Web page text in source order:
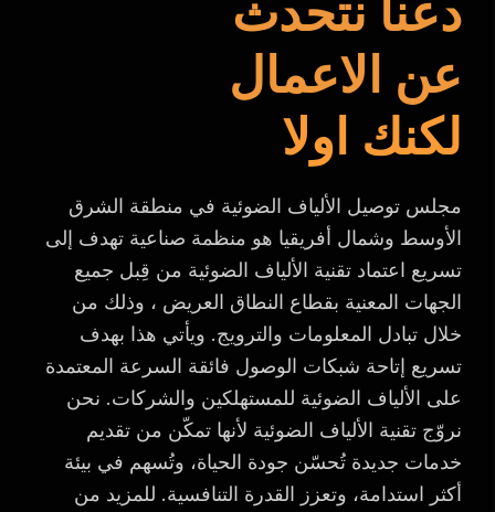
دعنا نتحدث
عن الاعمال
لكنك اولا
مجلس توصيل الألياف الضوئية في منطقة الشرق
الأوسط وشمال أفريقيا هو منظمة صناعية تهدف إلى
تسريع اعتماد تقنية الألياف الضوئية من قِبل جميع
الجهات المعنية بقطاع النطاق العريض ، وذلك من
خلال تبادل المعلومات والترويج. ويأتي هذا بهدف
تسريع إتاحة شبكات الوصول فائقة السرعة المعتمدة
على الألياف الضوئية للمستهلكين والشركات. نحن
نروّج تقنية الألياف الضوئية لأنها تمكّن من تقديم
خدمات جديدة تُحسّن جودة الحياة، وتُسهم في بيئة
أكثر استدامة، وتعزز القدرة التنافسية. للمزيد من